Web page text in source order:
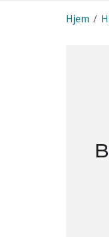
/
Hjem